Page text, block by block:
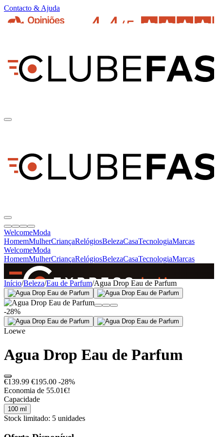
Contacto & Ajuda
WelcomeModa
HomemMulherCriançaRelógiosBelezaCasaTecnologiaMarcas
WelcomeModa
HomemMulherCriançaRelógiosBelezaCasaTecnologiaMarcas
SINCE 2005
+de 36.000 reviews
Início/Beleza/Eau de Parfum/Agua Drop Eau de Parfum
-28%
Loewe
Agua Drop Eau de Parfum
€139.99 €195.00 -28%
Economia de 55.01€!
Capacidade
100 ml
Stock limitado: 5 unidades